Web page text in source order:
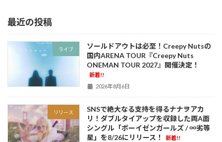
最近の投稿
ライブ
ソールドアウトは必至！Creepy Nutsの
国内ARENA TOUR『Creepy Nuts
ONEMAN TOUR 2027』開催決定！
新着!!
2026年8月6日
リリース
SNSで絶大なる支持を得るナナヲアカ
リ！ダブルタイアップを収録した両A面
シングル「ボーイゼンガールズ / ∞劣等
星」を8/26にリリース！
新着!!